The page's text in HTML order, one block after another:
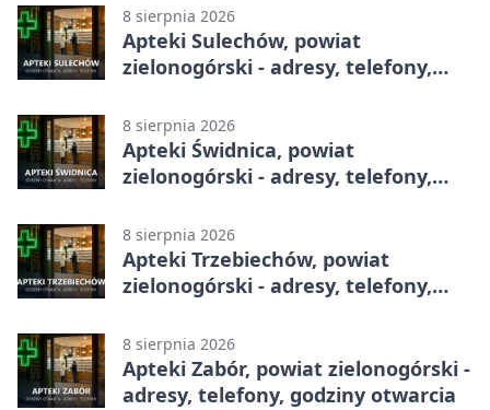
8 sierpnia 2026
Apteki Sulechów, powiat
zielonogórski - adresy, telefony,
8 sierpnia 2026
Apteki Świdnica, powiat
zielonogórski - adresy, telefony,
8 sierpnia 2026
Apteki Trzebiechów, powiat
zielonogórski - adresy, telefony,
8 sierpnia 2026
Apteki Zabór, powiat zielonogórski -
adresy, telefony, godziny otwarcia